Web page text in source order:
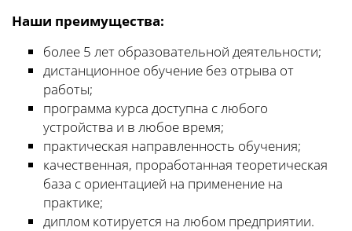
Наши преимущества:
более 5 лет образовательной деятельности;
дистанционное обучение без отрыва от
работы;
программа курса доступна с любого
устройства и в любое время;
практическая направленность обучения;
качественная, проработанная теоретическая
база с ориентацией на применение на
практике;
диплом котируется на любом предприятии.